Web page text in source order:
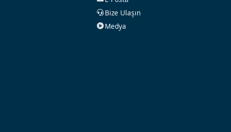
Bize Ulaşın
Medya